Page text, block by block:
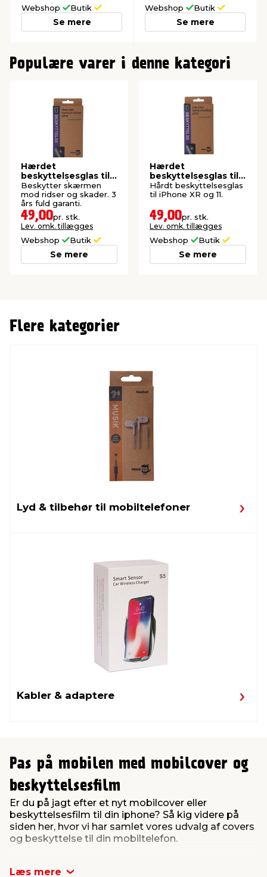
Webshop Butik
Se mere
Webshop Butik
Se mere
Populære varer i denne kategori
Hærdet
beskyttelsesglas til
iPhone 13/13 Pro
Beskytter skærmen
mod ridser og skader. 3
års fuld garanti.
49,00pr. stk.
Lev. omk. tillægges
Webshop Butik
Se mere
Hærdet
beskyttelsesglas til
iPhone XR/11
Hårdt beskyttelsesglas
til iPhone XR og 11.
49,00pr. stk.
Lev. omk. tillægges
Webshop Butik
Se mere
Flere kategorier
Lyd & tilbehør til mobiltelefoner
Kabler & adaptere
Pas på mobilen med mobilcover og
beskyttelsesfilm
Er du på jagt efter et nyt mobilcover eller
beskyttelsesfilm til din iphone? Så kig videre på
siden her, hvor vi har samlet vores udvalg af covers
og beskyttelse til din mobiltelefon.
meddelelsesmiddel, er for længst forbi. I dag bliver
Læs mere